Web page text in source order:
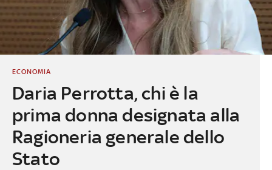
Daria Perrotta, chi è la
prima donna designata alla
Ragioneria generale dello
Stato
ECONOMIA